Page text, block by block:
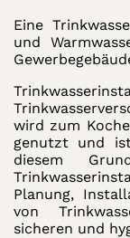
Eine
und
wird zum
genutzt und
diesem
Planung,
von
sicheren und